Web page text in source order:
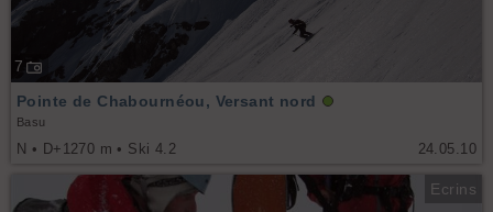
7
24.05.10
Pointe de Chabournéou, Versant nord
Basu
N • D+1270 m • Ski 4.2
Ecrins